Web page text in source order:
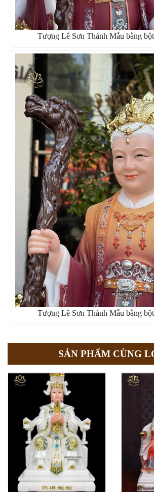
Tượng Lê Sơn Thánh Mẫu bằng
Tượng Lê Sơn Thánh Mẫu bằng
SẢN PHẨM CÙNG